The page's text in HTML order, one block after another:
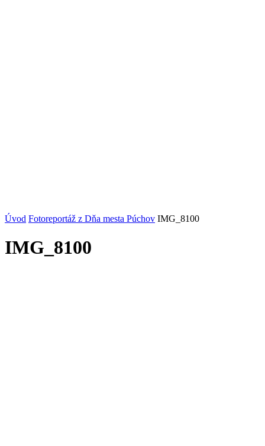
Úvod Fotoreportáž z Dňa mesta Púchov IMG_8100
IMG_8100